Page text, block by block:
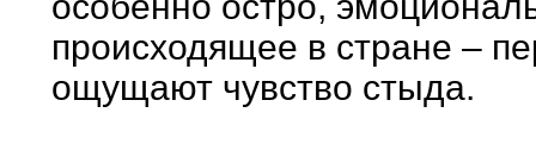
происходящее в стране –
ощущают чувство стыда.